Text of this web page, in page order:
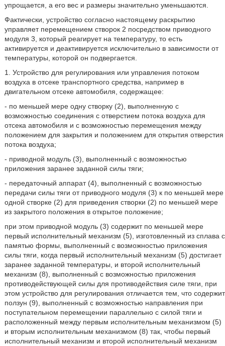
упрощается, а его вес и размеры значительно уменьшаются.
Фактически, устройство согласно настоящему раскрытию
управляет перемещением створок 2 посредством приводного
модуля 3, который реагирует на температуру, то есть
активируется и деактивируется исключительно в зависимости от
температуры, которой он подвергается.
1. Устройство для регулирования или управления потоком
воздуха в отсеке транспортного средства, например в
двигательном отсеке автомобиля, содержащее:
- по меньшей мере одну створку (2), выполненную с
возможностью соединения с отверстием потока воздуха для
отсека автомобиля и с возможностью перемещения между
положением для закрытия и положением для открытия отверстия
потока воздуха;
- приводной модуль (3), выполненный с возможностью
приложения заранее заданной силы тяги;
- передаточный аппарат (4), выполненный с возможностью
передачи силы тяги от приводного модуля (3) к по меньшей мере
одной створке (2) для приведения створки (2) по меньшей мере
из закрытого положения в открытое положение;
при этом приводной модуль (3) содержит по меньшей мере
первый исполнительный механизм (5), изготовленный из сплава с
памятью формы, выполненный с возможностью приложения
силы тяги, когда первый исполнительный механизм (5) достигает
заранее заданной температуры, и второй исполнительный
механизм (8), выполненный с возможностью приложения
противодействующей силы для противодействия силе тяги, при
этом устройство для регулирования отличается тем, что содержит
ползун (9), выполненный с возможностью направления при
поступательном перемещении параллельно с силой тяги и
расположенный между первым исполнительным механизмом (5)
и вторым исполнительным механизмом (8) так, чтобы первый
исполнительный механизм и второй исполнительный механизм